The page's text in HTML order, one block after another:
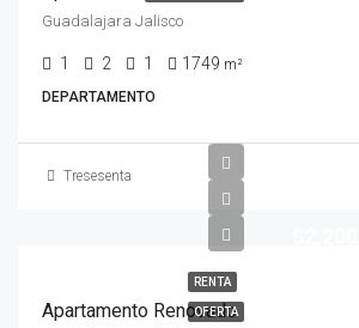
Guadalajara Jalisco
1 2 1 1749 m²
DEPARTAMENTO
Tresesenta
RENTA
OFERTA
Apartamento Renovado